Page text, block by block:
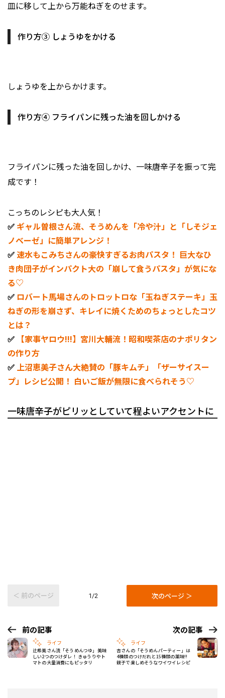
皿に移して上から万能ねぎをのせます。
作り方③ しょうゆをかける
しょうゆを上からかけます。
作り方④ フライパンに残った油を回しかける
フライパンに残った油を回しかけ、一味唐辛子を振って完
成です！
こっちのレシピも大人気！
✅ ギャル曽根さん流、そうめんを「冷や汁」と「しそジェ
ノベーゼ」に簡単アレンジ！
✅ 速水もこみちさんの豪快すぎるお肉パスタ！ 巨大なひ
き肉団子がインパクト大の「崩して食うパスタ」が気にな
る♡
✅ ロバート馬場さんのトロットロな「玉ねぎステーキ」玉
ねぎの形を崩さず、キレイに焼くためのちょっとしたコツ
とは？
✅ 【家事ヤロウ!!!】宮川大輔流！昭和喫茶店のナポリタン
の作り方
✅ 上沼恵美子さん大絶賛の「豚キムチ」「ザーサイスー
プ」レシピ公開！ 白いご飯が無限に食べられそう♡
一味唐辛子がピリッとしていて程よいアクセントに
＜ 前のページ 1/2 次のページ ＞
前の記事
ライフ
辻希美さん流「そうめんつゆ」美味
しい2つのつけダレ！ きゅうりやト
マトの大量消費にもピッタリ
次の記事
ライフ
杏さんの「そうめんパーティー」は
4種類のつけだれと15種類の薬味!!
親子で楽しめそうなワイワイレシピ